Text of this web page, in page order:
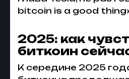
bitcoin is a good
2025: как
биткоин
К середине 2025